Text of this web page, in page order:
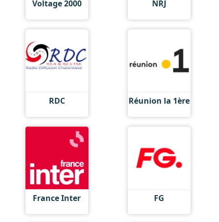
Voltage 2000 NRJ
RDC Réunion la 1ère
France Inter FG